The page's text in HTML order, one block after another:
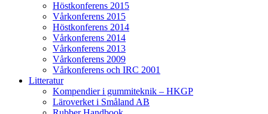
Höstkonferens 2015
Vårkonferens 2015
Höstkonferens 2014
Vårkonferens 2014
Vårkonferens 2013
Vårkonferens 2009
Vårkonferens och IRC 2001
Litteratur
Kompendier i gummiteknik – HKGP
Läroverket i Småland AB